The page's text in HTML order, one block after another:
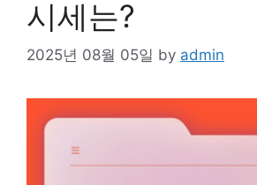
시세는?
2025년 08월 05일 by admin